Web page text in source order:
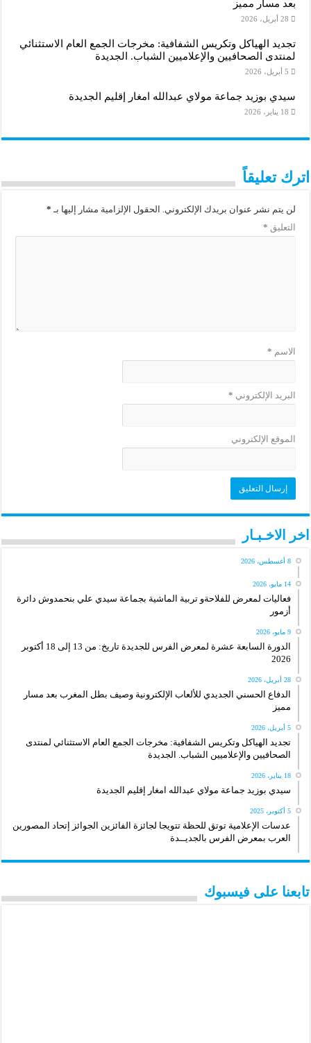
بعد مسار مميز
28 أبريل، 2026
تجديد الهياكل وتكريس الشفافية: مخرجات الجمع العام الاستثنائي
لمنتدى الصحافيين والإعلاميين الشباب. الجديدة
5 أبريل، 2026
سيدي بوزيد جماعة مولاي عبدالله امغار إقليم الجديدة
18 يناير، 2026
اترك تعليقاً
لن يتم نشر عنوان بريدك الإلكتروني. الحقول الإلزامية مشار إليها بـ *
التعليق *
الاسم *
البريد الإلكتروني *
الموقع الإلكتروني
اخر الاخـبـار
8 أغسطس، 2026
14 مايو، 2026
فعاليات لمعرض للفلاحةو تربية الماشية بجماعة سيدي علي بنحمدوش دائرة
أزمور
9 مايو، 2026
الدورة السابعة عشرة لمعرض الفرس للجديدة تاريخ: من 13 إلى 18 أكتوبر
2026
28 أبريل، 2026
الدفاع الحسني الجديدي للألعاب الإلكترونية وصيف بطل المغرب بعد مسار
مميز
5 أبريل، 2026
تجديد الهياكل وتكريس الشفافية: مخرجات الجمع العام الاستثنائي لمنتدى
الصحافيين والإعلاميين الشباب. الجديدة
18 يناير، 2026
سيدي بوزيد جماعة مولاي عبدالله امغار إقليم الجديدة
5 أكتوبر، 2025
عدسات الإعلامية توتق للحظة تتويجا لجائزة الفائزين الجوائز إتحاد المصورين
العرب بمعرض الفرس بالجديــدة
تابعنا على فيسبوك